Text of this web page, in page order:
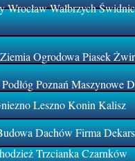
Wrocław Wałbrzych
Ogrodowa Piasek
Poznań Maszynowe
Leszno Konin Kalisz
Dachów Firma
Trzcianka Czarnków